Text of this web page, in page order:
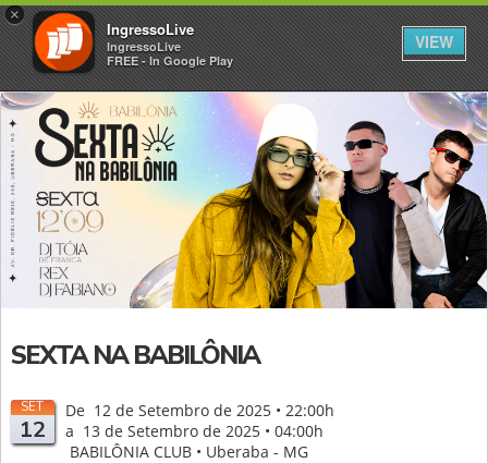
×
IngressoLive
IngressoLive
FREE - In Google Play
VIEW
SEXTA NA BABILÔNIA
SET
12
De 12 de Setembro de 2025 • 22:00h
a 13 de Setembro de 2025 • 04:00h
BABILÔNIA CLUB • Uberaba - MG